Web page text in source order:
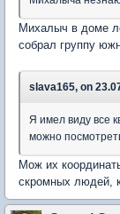
Михалыч в доме
собрал группу
slava165, on
Я имел виду все
можно
Мож их
скромных людей,